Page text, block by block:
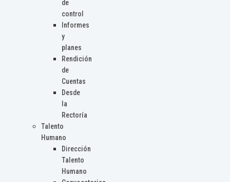
de
control
Informes
y
planes
Rendición
de
Cuentas
Desde
la
Rectoría
Talento
Humano
Dirección
Talento
Humano